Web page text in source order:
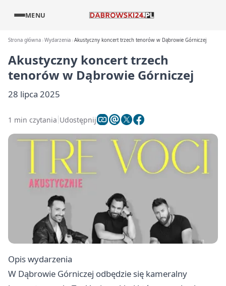
MENU
Strona główna Wydarzenia Akustyczny koncert trzech tenorów w Dąbrowie Górniczej
Akustyczny koncert trzech
tenorów w Dąbrowie Górniczej
28 lipca 2025
1 min czytania Udostępnij
Opis wydarzenia
W Dąbrowie Górniczej odbędzie się kameralny